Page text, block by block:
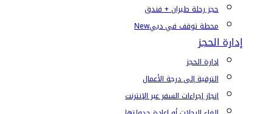
حجز رحلة طيران + فندق
محطة توقف في دبيNew
إدارة الحجز
إدارة الحجز
الترقية إلى درجة الأعمال
إنجاز إجراءات السفر عبر الإنترنت